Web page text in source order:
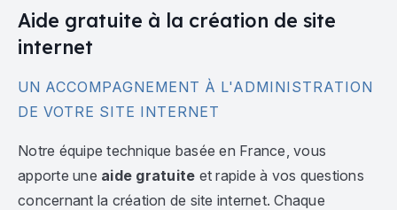
Aide gratuite à la création de site
internet
UN ACCOMPAGNEMENT À L'ADMINISTRATION
DE VOTRE SITE INTERNET
Notre équipe technique basée en France, vous
apporte une aide gratuite et rapide à vos questions
concernant la création de site internet. Chaque